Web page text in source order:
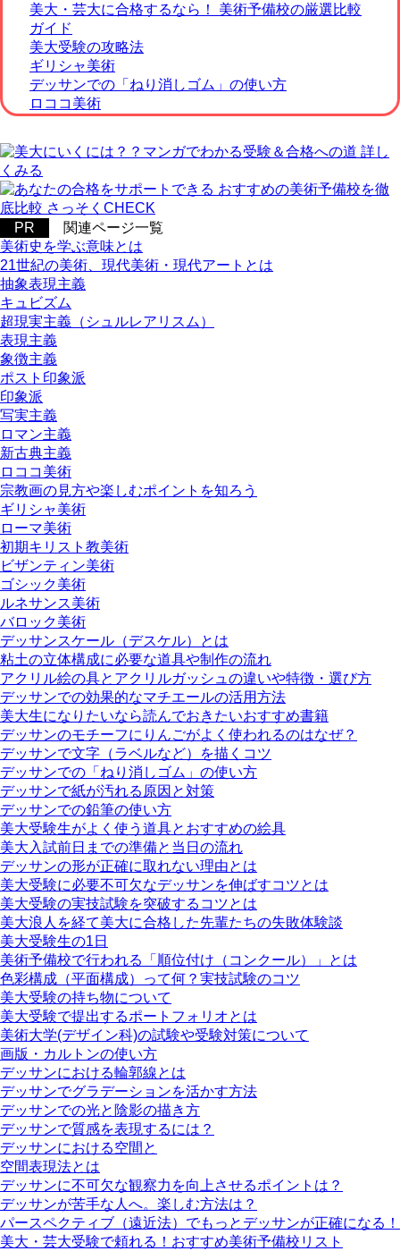
美大・芸大に合格するなら！ 美術予備校の厳選比較
ガイド
美大受験の攻略法
ギリシャ美術
デッサンでの「ねり消しゴム」の使い方
ロココ美術
関連ページ一覧
美術史を学ぶ意味とは
21世紀の美術、現代美術・現代アートとは
抽象表現主義
キュビズム
超現実主義（シュルレアリスム）
表現主義
象徴主義
ポスト印象派
印象派
写実主義
ロマン主義
新古典主義
ロココ美術
宗教画の見方や楽しむポイントを知ろう
ギリシャ美術
ローマ美術
初期キリスト教美術
ビザンティン美術
ゴシック美術
ルネサンス美術
バロック美術
デッサンスケール（デスケル）とは
粘土の立体構成に必要な道具や制作の流れ
アクリル絵の具とアクリルガッシュの違いや特徴・選び方
デッサンでの効果的なマチエールの活用方法
美大生になりたいなら読んでおきたいおすすめ書籍
デッサンのモチーフにりんごがよく使われるのはなぜ？
デッサンで文字（ラベルなど）を描くコツ
デッサンでの「ねり消しゴム」の使い方
デッサンで紙が汚れる原因と対策
デッサンでの鉛筆の使い方
美大受験生がよく使う道具とおすすめの絵具
美大入試前日までの準備と当日の流れ
デッサンの形が正確に取れない理由とは
美大受験に必要不可欠なデッサンを伸ばすコツとは
美大受験の実技試験を突破するコツとは
美大浪人を経て美大に合格した先輩たちの失敗体験談
美大受験生の1日
美術予備校で行われる「順位付け（コンクール）」とは
色彩構成（平面構成）って何？実技試験のコツ
美大受験の持ち物について
美大受験で提出するポートフォリオとは
美術大学(デザイン科)の試験や受験対策について
画版・カルトンの使い方
デッサンにおける輪郭線とは
デッサンでグラデーションを活かす方法
デッサンでの光と陰影の描き方
デッサンで質感を表現するには？
デッサンにおける空間と
空間表現法とは
デッサンに不可欠な観察力を向上させるポイントは？
デッサンが苦手な人へ。楽しむ方法は？
パースペクティブ（遠近法）でもっとデッサンが正確になる！
美大・芸大受験で頼れる！おすすめ美術予備校リスト